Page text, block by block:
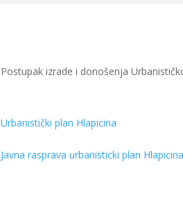
Postupak izrade i donošenja
Urbanistički plan Hlapicina
Javna rasprava urbanisticki plan Hlapicina